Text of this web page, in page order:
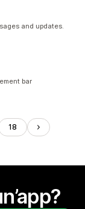
and updates.
bar
18